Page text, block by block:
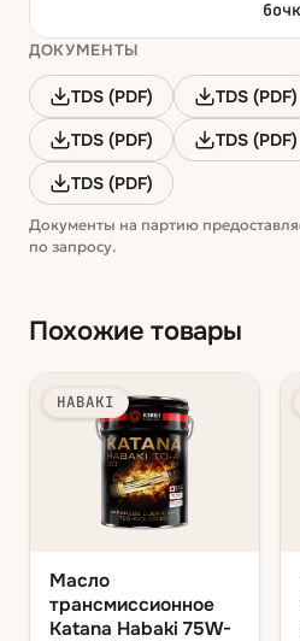
ДОКУМЕНТЫ
TDS (PDF) TDS (PDF)
TDS (PDF)
TDS (PDF)
TDS (PDF)
Документы на партию
по запросу.
Похожие товары
HABAKI
Масло
трансмиссионное
Katana Habaki 75W-